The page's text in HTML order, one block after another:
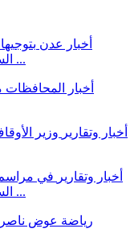
أخبار عدن
السيارات المتهالكة والخردة في شوارع المعلا ...
أخبار المحافظات
أخبار وتقارير وزير
أخبار وتقارير في مراسم
السابقين ويحمّل الجدد مسؤولية تحسين الأداء ...
رياضة عوض ناصر